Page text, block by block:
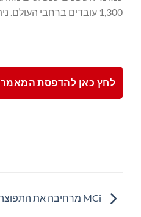
1,300 עובדים ברחבי העולם. ניתן לקבל פרטים נוספים בכתובת
לחץ כאן להדפסת המאמר